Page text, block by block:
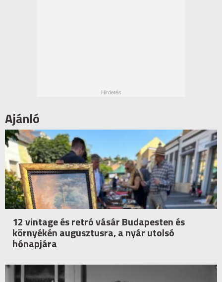
Ajánló
12 vintage és retró vásár Budapesten és
környékén augusztusra, a nyár utolsó
hónapjára